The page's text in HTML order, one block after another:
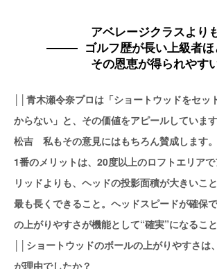
アベレージクラスより
ゴルフ歴が長い上級者
その恩恵が得られやす
││青木瀬令奈プロは「ショートウッドをセッ
からない」と、その価値をアピールしています
松吉 私もその意見にはもちろん賛成します
1番のメリットは、20度以上のロフトエリア
リッドよりも、ヘッドの投影面積が大きいこ
最も長くできること。ヘッドスピードが確保
の上がりやすさが機能として“確実”になること
││ショートウッドのボールの上がりやすさは
が理由でしたか？